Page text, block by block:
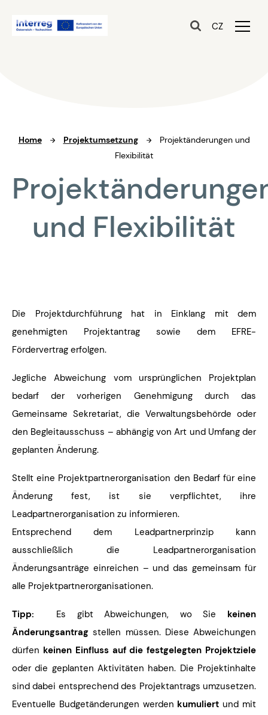
CZ
Home Projektumsetzung
Projektänderungen und
Flexibilität
und Flexibilität
Die Projektdurchführung hat in Einklang mit dem
genehmigten Projektantrag sowie dem EFRE-
Fördervertrag erfolgen.
Jegliche Abweichung vom ursprünglichen Projektplan
bedarf der vorherigen Genehmigung durch das
Gemeinsame Sekretariat, die Verwaltungsbehörde oder
den Begleitausschuss – abhängig von Art und Umfang der
geplanten Änderung.
Stellt eine Projektpartnerorganisation den Bedarf für eine
Änderung fest, ist sie verpflichtet, ihre
Leadpartnerorganisation zu informieren.
Entsprechend dem Leadpartnerprinzip kann
ausschließlich die Leadpartnerorganisation
Änderungsanträge einreichen – und das gemeinsam für
alle Projektpartnerorganisationen.
Tipp: Es gibt Abweichungen, wo Sie keinen
Änderungsantrag stellen müssen. Diese Abweichungen
dürfen keinen Einfluss auf die festgelegten Projektziele
oder die geplanten Aktivitäten haben. Die Projektinhalte
sind dabei entsprechend des Projektantrags umzusetzen.
Eventuelle Budgetänderungen werden kumuliert und mit